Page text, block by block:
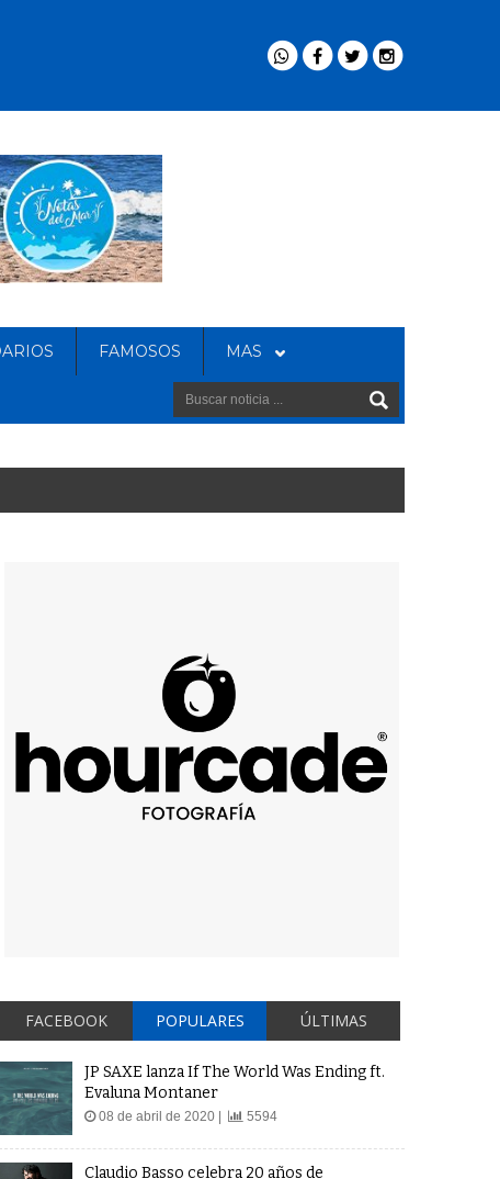
FAMOSOS MAS
FACEBOOK POPULARES ÚLTIMAS
JP SAXE lanza If The World Was Ending ft.
Evaluna Montaner
08 de abril de 2020 | 5594
Claudio Basso celebra 20 años de